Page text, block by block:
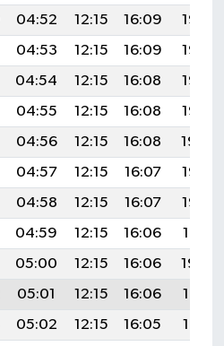
04:52 12:15 16:09
19:28
04:53 12:15 16:09
19:27
04:54 12:15 16:08
19:26
04:55 12:15 16:08
19:25
04:56 12:15 16:08
19:24
04:57 12:15 16:07
19:23
04:58 12:15 16:07
19:22
04:59 12:15 16:06
19:21
05:00 12:15 16:06
19:20
05:01 12:15 16:06
19:19
05:02 12:15 16:05
19:17